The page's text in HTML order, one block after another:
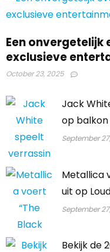
Een onvergetelijk
exclusieve
October 23, 2025
Jack
op balkon
September
Metallica
uit op
September
Bekijk de